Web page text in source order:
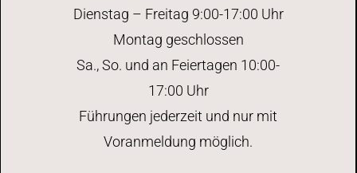
Dienstag – Freitag 9:00-17:00 Uhr
Montag geschlossen
Sa., So. und an Feiertagen 10:00-
17:00 Uhr
Führungen jederzeit und nur mit
Voranmeldung möglich.